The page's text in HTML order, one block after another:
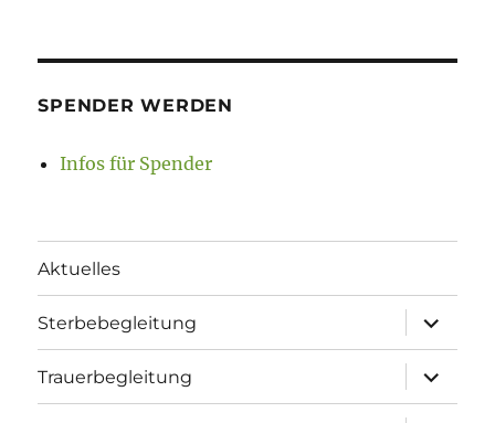
SPENDER WERDEN
Infos für Spender
Aktuelles
Sterbebegleitung
öffnen
Trauerbegleitung
öffnen